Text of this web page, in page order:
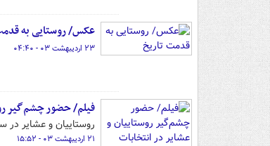
عکس/ روستایی به
۲۳ اردیبهشت ۰۳ - ۰۴:۴۰
فیلم/ حضور چشم‌گیر
روستاییان و عشایر
۲۱ اردیبهشت ۰۳ - ۱۵:۵۲